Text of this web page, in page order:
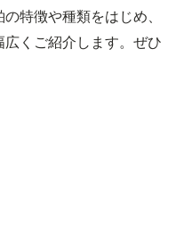
特徴や種類をはじめ、
くご紹介します。ぜひ